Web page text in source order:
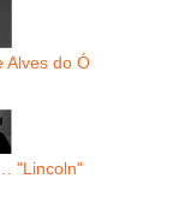
Alves do Ó
"Lincoln"